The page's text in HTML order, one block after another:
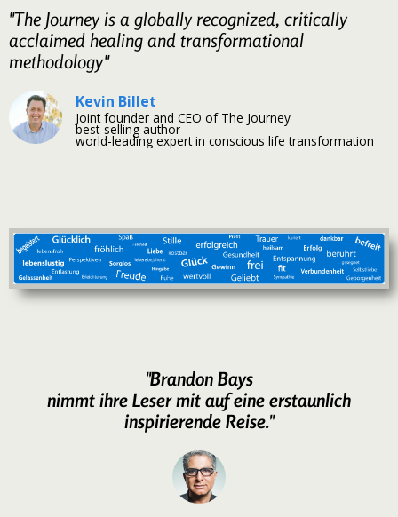
"The Journey is a globally recognized, critically
acclaimed healing and transformational
methodology"
Kevin Billet
Joint founder and CEO of The Journey
best-selling author
world-leading expert in conscious life transformation
"Brandon Bays
nimmt ihre Leser mit auf eine erstaunlich
inspirierende Reise."